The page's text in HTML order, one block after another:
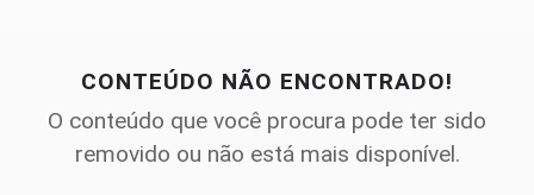
CONTEÚDO NÃO ENCONTRADO!
O conteúdo que você procura pode ter sido
removido ou não está mais disponível.